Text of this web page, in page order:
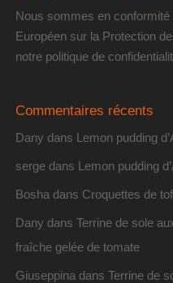
Nous sommes en conformité
Européen sur la Protection
notre politique de
Commentaires récents
Dany dans Lemon pudding
sergedans Lemon pudding
Bosha dans Croquettes de
Dany dans Terrine de sole
fraîche gelée de tomate
Giuseppina dans Terrine de